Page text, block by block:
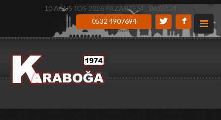
10 AĞUSTOS 2026 PAZARTESİ - 06:07:22
0532 4907694